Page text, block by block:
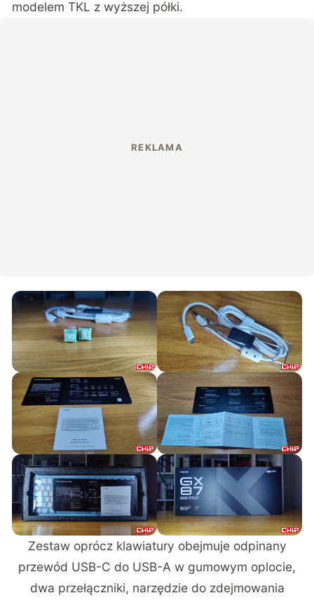
modelem TKL z wyższej półki.
Zestaw oprócz klawiatury obejmuje odpinany
przewód USB-C do USB-A w gumowym oplocie,
dwa przełączniki, narzędzie do zdejmowania